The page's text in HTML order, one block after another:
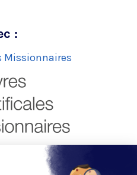
:
Missionnaires